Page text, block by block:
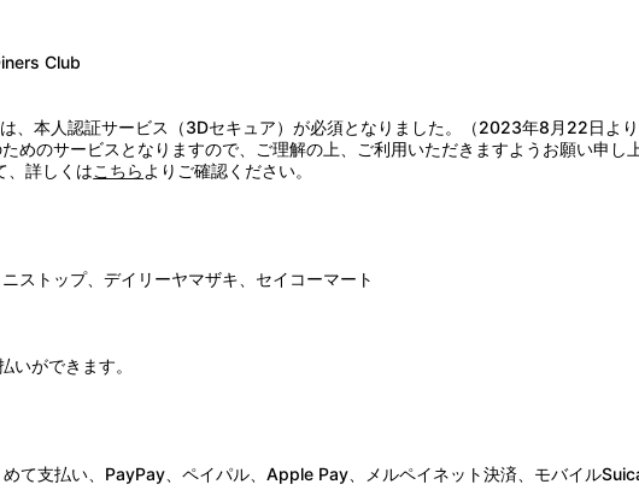
Club
、本人認証サービス（3Dセキュア）が必須となりました。（2023年8月22日より
のサービスとなりますので、ご理解の上、ご利用いただきますようお願い申し上
、詳しくはこちら よりご確認ください。
ストップ、デイリーヤマザキ、セイコーマート
いができます。
て支払い、PayPay、ペイパル、Apple Pay、メルペイネット決済、モバイル